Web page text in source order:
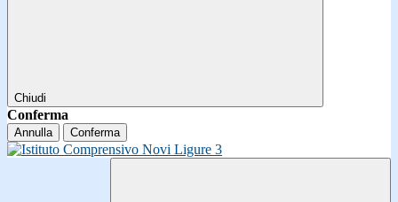
Chiudi
Conferma
Annulla Conferma